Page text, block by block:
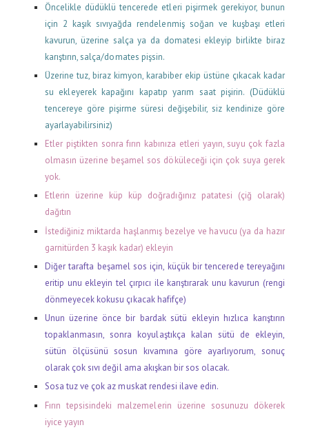
Öncelikle düdüklü tencerede etleri pişirmek gerekiyor, bunun
için 2 kaşık sıvıyağda rendelenmiş soğan ve kuşbaşı etleri
kavurun, üzerine salça ya da domatesi ekleyip birlikte biraz
karıştırın, salça/domates pişsin.
Üzerine tuz, biraz kimyon, karabiber ekip üstüne çıkacak kadar
su ekleyerek kapağını kapatıp yarım saat pişirin. (Düdüklü
tencereye göre pişirme süresi değişebilir, siz kendinize göre
ayarlayabilirsiniz)
Etler piştikten sonra fırın kabınıza etleri yayın, suyu çok fazla
olmasın üzerine beşamel sos döküleceği için çok suya gerek
yok.
Etlerin üzerine küp küp doğradığınız patatesi (çiğ olarak)
dağıtın
İstediğiniz miktarda haşlanmış bezelye ve havucu (ya da hazır
garnitürden 3 kaşık kadar) ekleyin
Diğer tarafta beşamel sos için, küçük bir tencerede tereyağını
eritip unu ekleyin tel çırpıcı ile karıştırarak unu kavurun (rengi
dönmeyecek kokusu çıkacak hafifçe)
Unun üzerine önce bir bardak sütü ekleyin hızlıca karıştırın
topaklanmasın, sonra koyulaştıkça kalan sütü de ekleyin,
sütün ölçüsünü sosun kıvamına göre ayarlıyorum, sonuç
olarak çok sıvı değil ama akışkan bir sos olacak.
Sosa tuz ve çok az muskat rendesi ilave edin.
Fırın tepsisindeki malzemelerin üzerine sosunuzu dökerek
iyice yayın